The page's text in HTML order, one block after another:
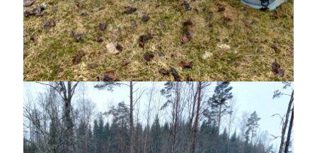
HINDERBANA
130 BAND
Kategorier
Allmänt(997)
Extrahästar(58)
Hållidej(276)